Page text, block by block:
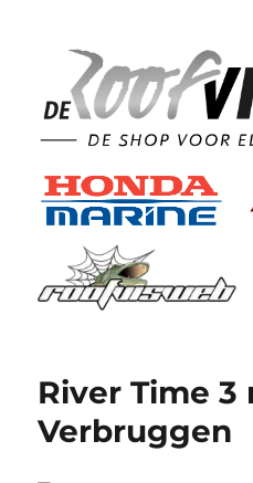
River Time 3
Verbruggen